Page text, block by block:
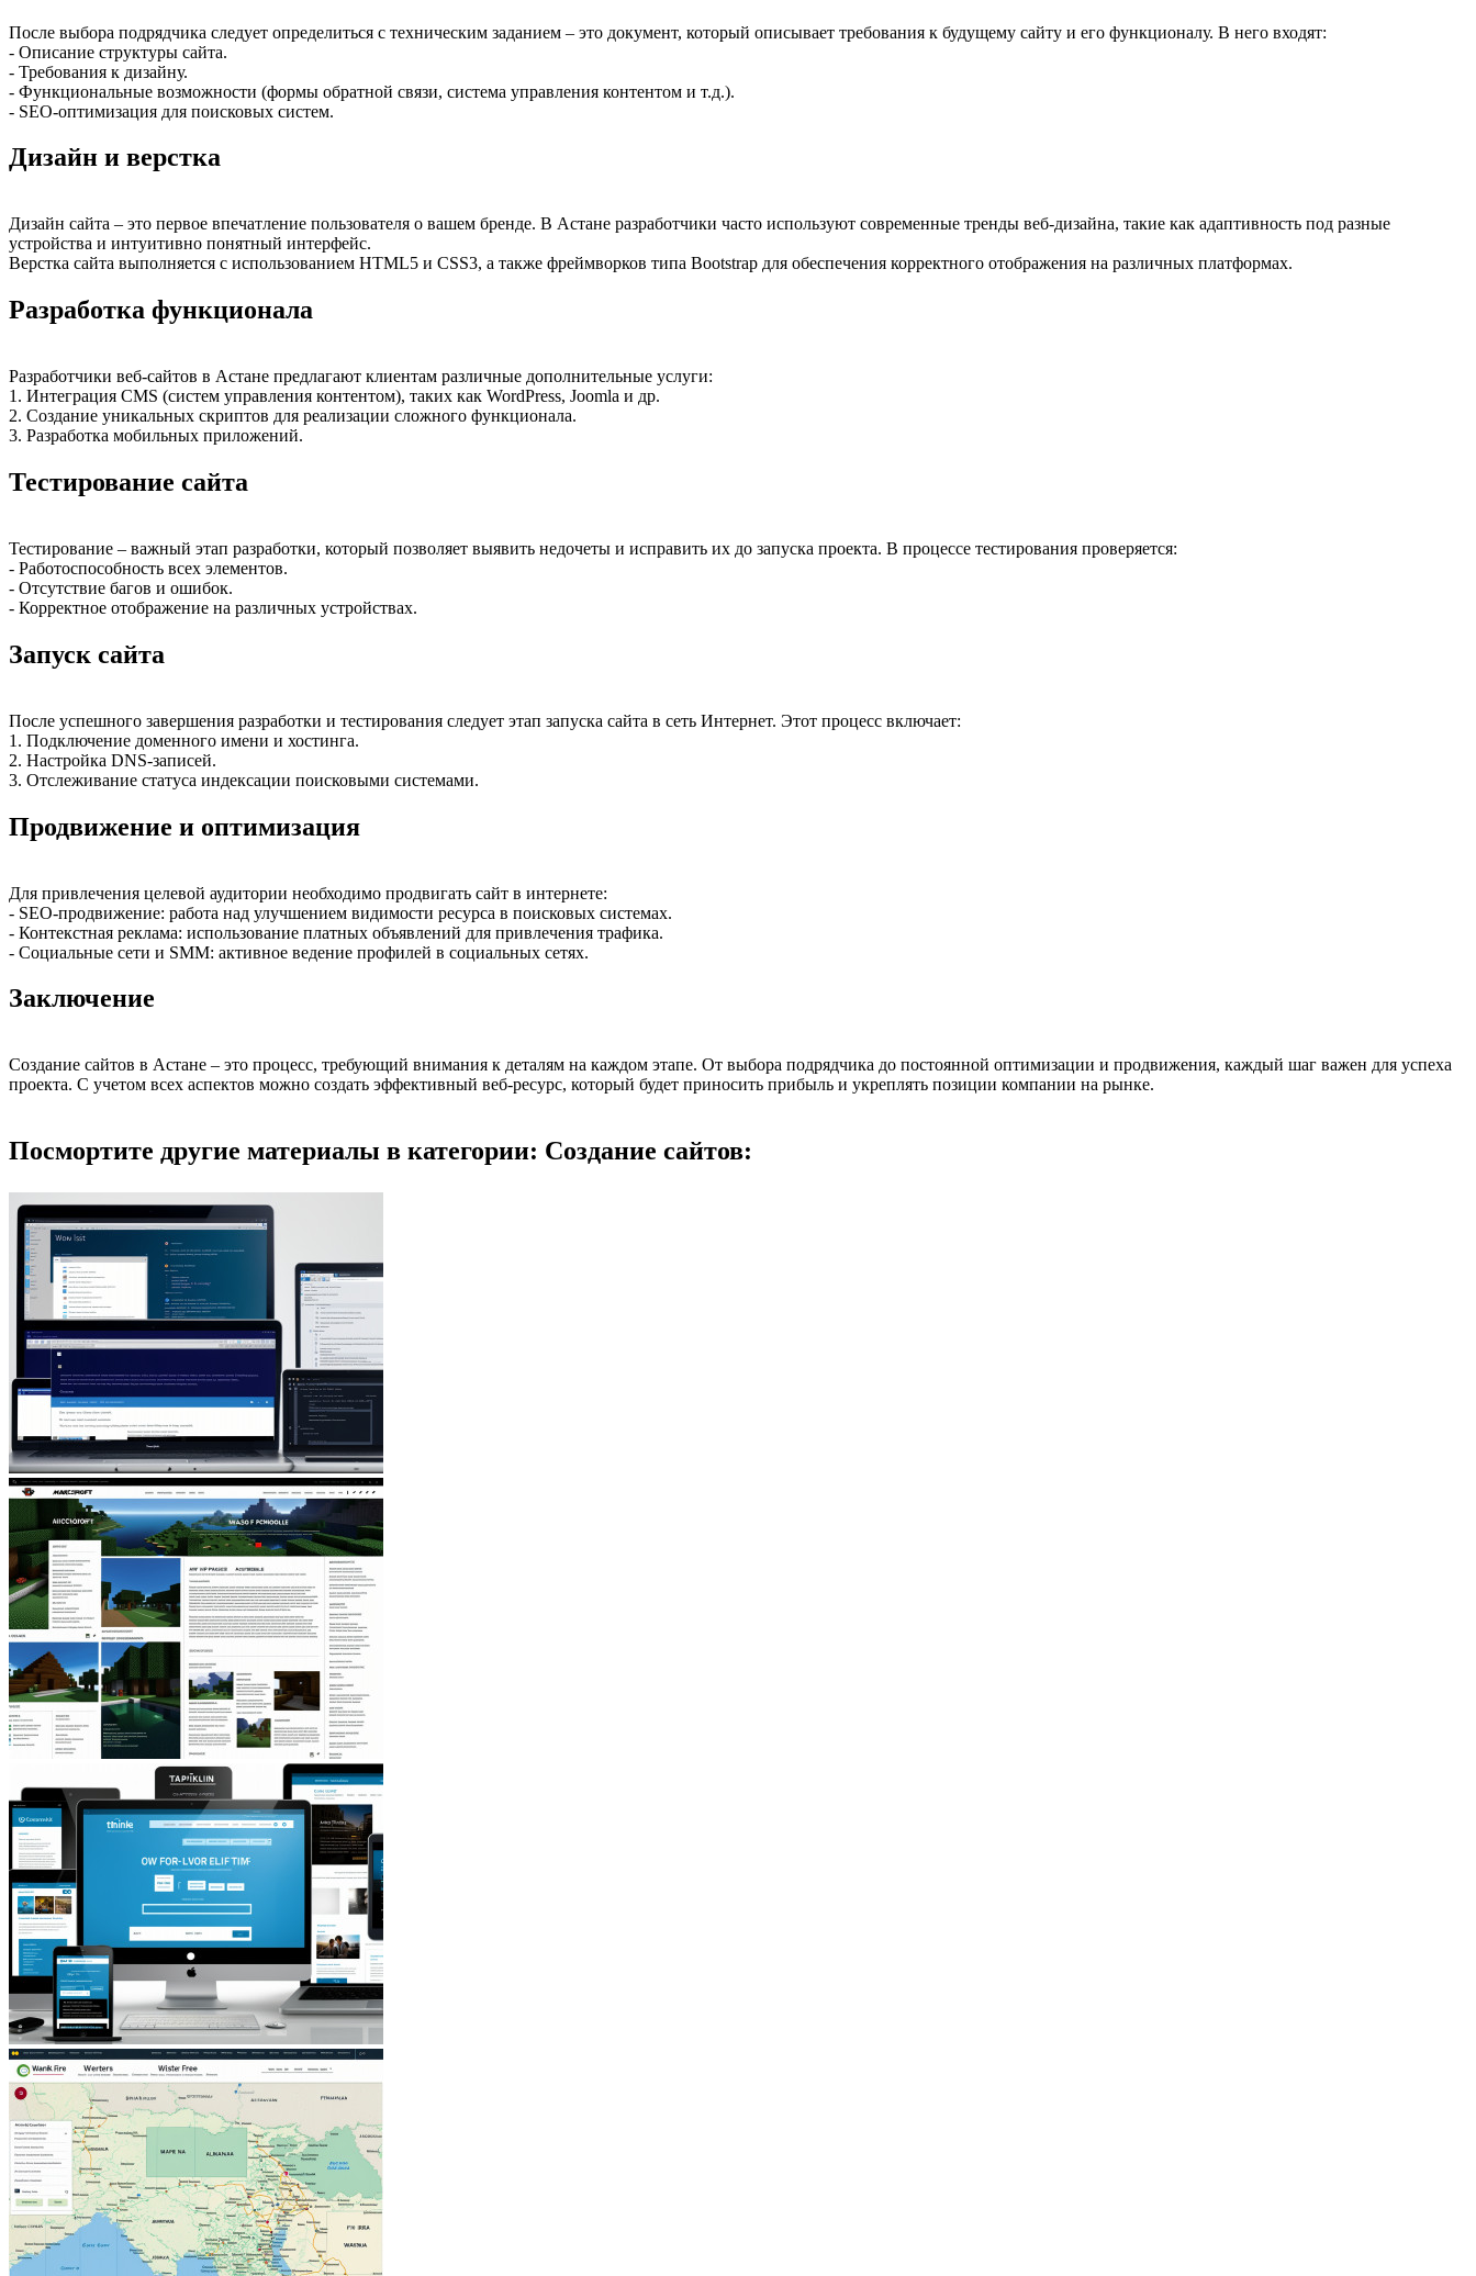
После выбора подрядчика следует определиться с техническим заданием – это документ, который описывает требования к будущему сайту и его функционалу. В него входят:
- Описание структуры сайта.
- Требования к дизайну.
- Функциональные возможности (формы обратной связи, система управления контентом и т.д.).
- SEO-оптимизация для поисковых систем.
Дизайн и верстка
Дизайн сайта – это первое впечатление пользователя о вашем бренде. В Астане разработчики часто используют современные тренды веб-дизайна, такие как адаптивность под разные
устройства и интуитивно понятный интерфейс.
Верстка сайта выполняется с использованием HTML5 и CSS3, а также фреймворков типа Bootstrap для обеспечения корректного отображения на различных платформах.
Разработка функционала
Разработчики веб-сайтов в Астане предлагают клиентам различные дополнительные услуги:
1. Интеграция CMS (систем управления контентом), таких как WordPress, Joomla и др.
2. Создание уникальных скриптов для реализации сложного функционала.
3. Разработка мобильных приложений.
Тестирование сайта
Тестирование – важный этап разработки, который позволяет выявить недочеты и исправить их до запуска проекта. В процессе тестирования проверяется:
- Работоспособность всех элементов.
- Отсутствие багов и ошибок.
- Корректное отображение на различных устройствах.
Запуск сайта
После успешного завершения разработки и тестирования следует этап запуска сайта в сеть Интернет. Этот процесс включает:
1. Подключение доменного имени и хостинга.
2. Настройка DNS-записей.
3. Отслеживание статуса индексации поисковыми системами.
Продвижение и оптимизация
Для привлечения целевой аудитории необходимо продвигать сайт в интернете:
- SEO-продвижение: работа над улучшением видимости ресурса в поисковых системах.
- Контекстная реклама: использование платных объявлений для привлечения трафика.
- Социальные сети и SMM: активное ведение профилей в социальных сетях.
Заключение
Создание сайтов в Астане – это процесс, требующий внимания к деталям на каждом этапе. От выбора подрядчика до постоянной оптимизации и продвижения, каждый шаг важен для успеха
проекта. С учетом всех аспектов можно создать эффективный веб-ресурс, который будет приносить прибыль и укреплять позиции компании на рынке.
Посмортите другие материалы в категории: Создание сайтов: